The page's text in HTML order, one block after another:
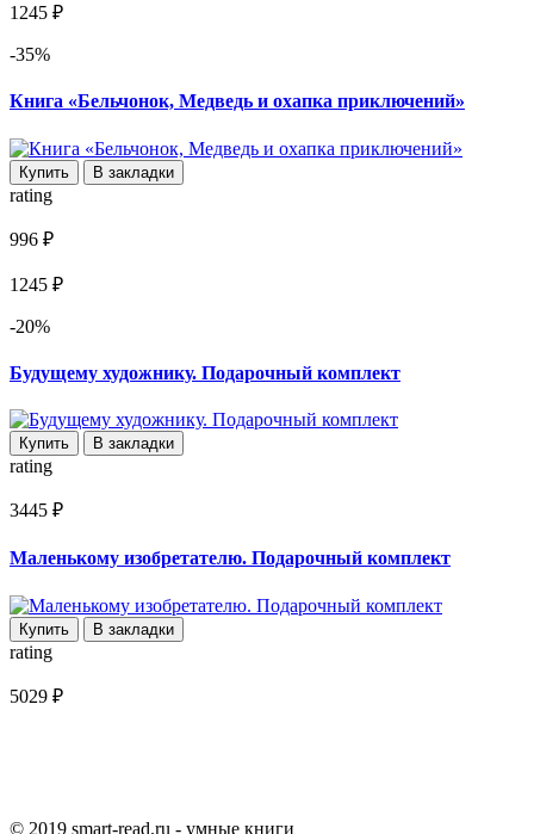
1245 ₽
-35%
Книга «Бельчонок, Медведь и охапка приключений»
Купить В закладки
rating
996 ₽
1245 ₽
-20%
Будущему художнику. Подарочный комплект
Купить В закладки
rating
3445 ₽
Маленькому изобретателю. Подарочный комплект
Купить В закладки
rating
5029 ₽
© 2019 smart-read.ru - умные книги